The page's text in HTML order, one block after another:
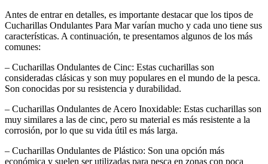
Antes de entrar en detalles, es importante destacar que los tipos de
Cucharillas Ondulantes Para Mar varían mucho y cada uno tiene sus
características. A continuación, te presentamos algunos de los más
comunes:
– Cucharillas Ondulantes de Cinc: Estas cucharillas son
consideradas clásicas y son muy populares en el mundo de la pesca.
Son conocidas por su resistencia y durabilidad.
– Cucharillas Ondulantes de Acero Inoxidable: Estas cucharillas son
muy similares a las de cinc, pero su material es más resistente a la
corrosión, por lo que su vida útil es más larga.
– Cucharillas Ondulantes de Plástico: Son una opción más
económica y suelen ser utilizadas para pesca en zonas con poca